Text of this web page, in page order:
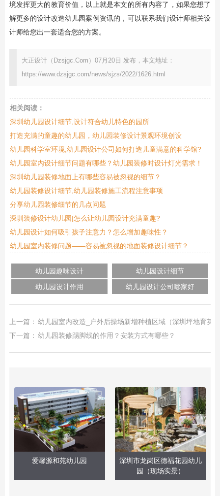
境发挥更大的教育价值，以上就是本文的所有内容了，如果您想了
解更多的设计改造幼儿园案例资讯的，可以联系我们设计师相关设
计师给您出一套适合您的方案。
大正设计（Dzsjgc.Com）07月20日 发布，本文地址：
https://www.dzsjgc.com/news/sjzs/2022/1626.html
相关阅读：
深圳幼儿园设计细节,设计符合幼儿特色的园所
打造充满的童趣的幼儿园，幼儿园装修设计景观环境创设
幼儿园科学室环境,幼儿园设计公司如何打造儿童满意的科学馆?
幼儿园室内设计细节问题有哪些？幼儿园装修时设计灯光需求！
深圳幼儿园装修地面上有哪些容易被忽视的细节？
幼儿园装修设计细节,幼儿园装修施工流程注意事项
分享幼儿园装修细节的几点问题
深圳装修设计幼儿园|怎么让幼儿园设计充满童趣?
幼儿园设计如何吸引孩子注意力？怎么增加趣味性？
幼儿园室内装修问题——容易被忽视的地面装修设计细节？
幼儿园趣味设计
幼儿园设计细节
幼儿园设计作用
幼儿园设计公司哪家好
上一篇： 幼儿园室内改造_户外后操场新增种植区域（深圳坪地育英
下一篇： 幼儿园装修踢脚线的作用？安装方式有哪些？
爱馨源和苑幼儿园
深圳市龙岗区德福花园幼儿
园（现场实景）